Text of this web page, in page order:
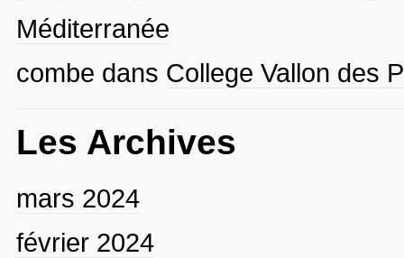
Méditerranée
combe dans College Vallon des
Les Archives
mars 2024
février 2024